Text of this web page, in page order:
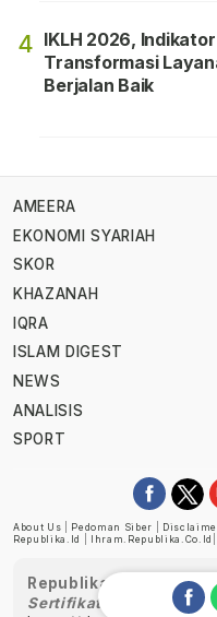
4 IKLH 2026, Indikator
Transformasi
Berjalan Baik
AMEERA
EKONOMI SYARIAH
SKOR
KHAZANAH
IQRA
ISLAM DIGEST
NEWS
ANALISIS
SPORT
About Us Pedoman Siber
Republika.id
Ihram.republika.co.id
Republika telah
Sertifikat Nomor 1058/